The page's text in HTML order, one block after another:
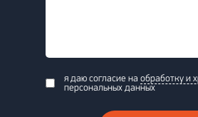
я даю согласие на обработку и
персональных данных